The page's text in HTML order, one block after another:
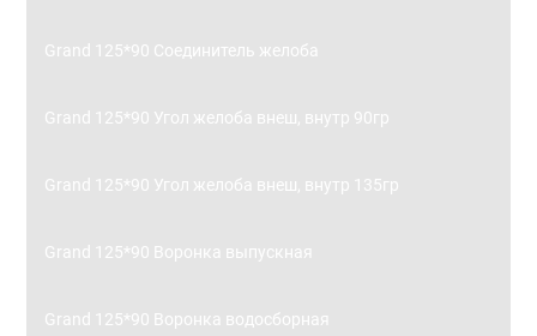
Grand 125*90 Соединитель желоба
Grand 125*90 Угол желоба внеш, внутр 90гр
Grand 125*90 Угол желоба внеш, внутр 135гр
Grand 125*90 Воронка выпускная
Grand 125*90 Воронка водосборная